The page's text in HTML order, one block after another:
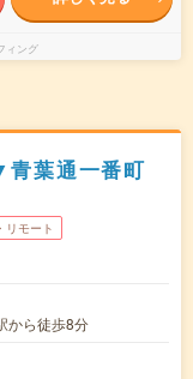
ィング
青葉通一番町
リモート
から徒歩8分